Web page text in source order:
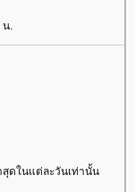
.
สุดในแต่ละวันเท่านั้น